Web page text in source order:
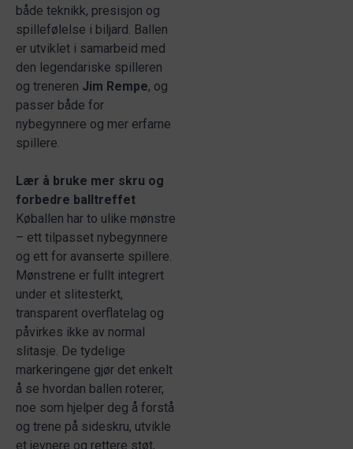
både teknikk, presisjon og
spillefølelse i biljard. Ballen
er utviklet i samarbeid med
den legendariske spilleren
og treneren Jim Rempe, og
passer både for
nybegynnere og mer erfarne
spillere.
Lær å bruke mer skru og
forbedre balltreffet
Køballen har to ulike mønstre
– ett tilpasset nybegynnere
og ett for avanserte spillere.
Mønstrene er fullt integrert
under et slitesterkt,
transparent overflatelag og
påvirkes ikke av normal
slitasje. De tydelige
markeringene gjør det enkelt
å se hvordan ballen roterer,
noe som hjelper deg å forstå
og trene på sideskru, utvikle
et jevnere og rettere støt,